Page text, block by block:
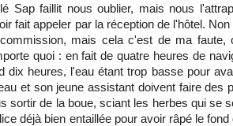
Sap faillit nous oublier, mais nous
fait appeler par la réception de l'hôtel.
mais cela c'est de ma faute,
quoi : en fait de quatre heures de
dix heures, l'eau étant trop basse pour
et son jeune assistant doivent faire des
sortir de la boue, sciant les herbes qui se
déjà bien entaillée pour avoir râpé le